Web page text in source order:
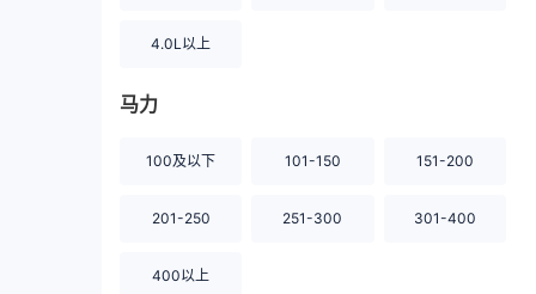
4.0L以上
马力
100及以下 101-150 151-200
201-250 251-300 301-400
400以上